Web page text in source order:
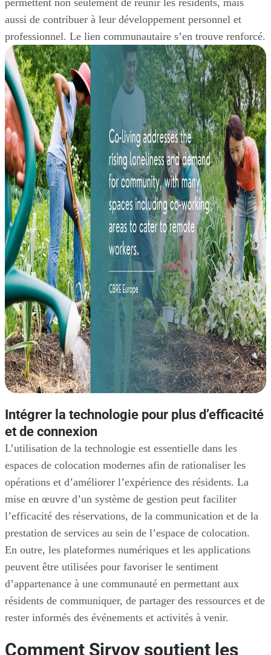
permettent non seulement de réunir les résidents, mais
aussi de contribuer à leur développement personnel et
professionnel. Le lien communautaire s’en trouve renforcé.
Intégrer la technologie pour plus d’efficacité
et de connexion
L’utilisation de la technologie est essentielle dans les
espaces de colocation modernes afin de rationaliser les
opérations et d’améliorer l’expérience des résidents. La
mise en œuvre d’un système de gestion peut faciliter
l’efficacité des réservations, de la communication et de la
prestation de services au sein de l’espace de colocation.
En outre, les plateformes numériques et les applications
peuvent être utilisées pour favoriser le sentiment
d’appartenance à une communauté en permettant aux
résidents de communiquer, de partager des ressources et de
rester informés des événements et activités à venir.
Comment Sirvoy soutient les